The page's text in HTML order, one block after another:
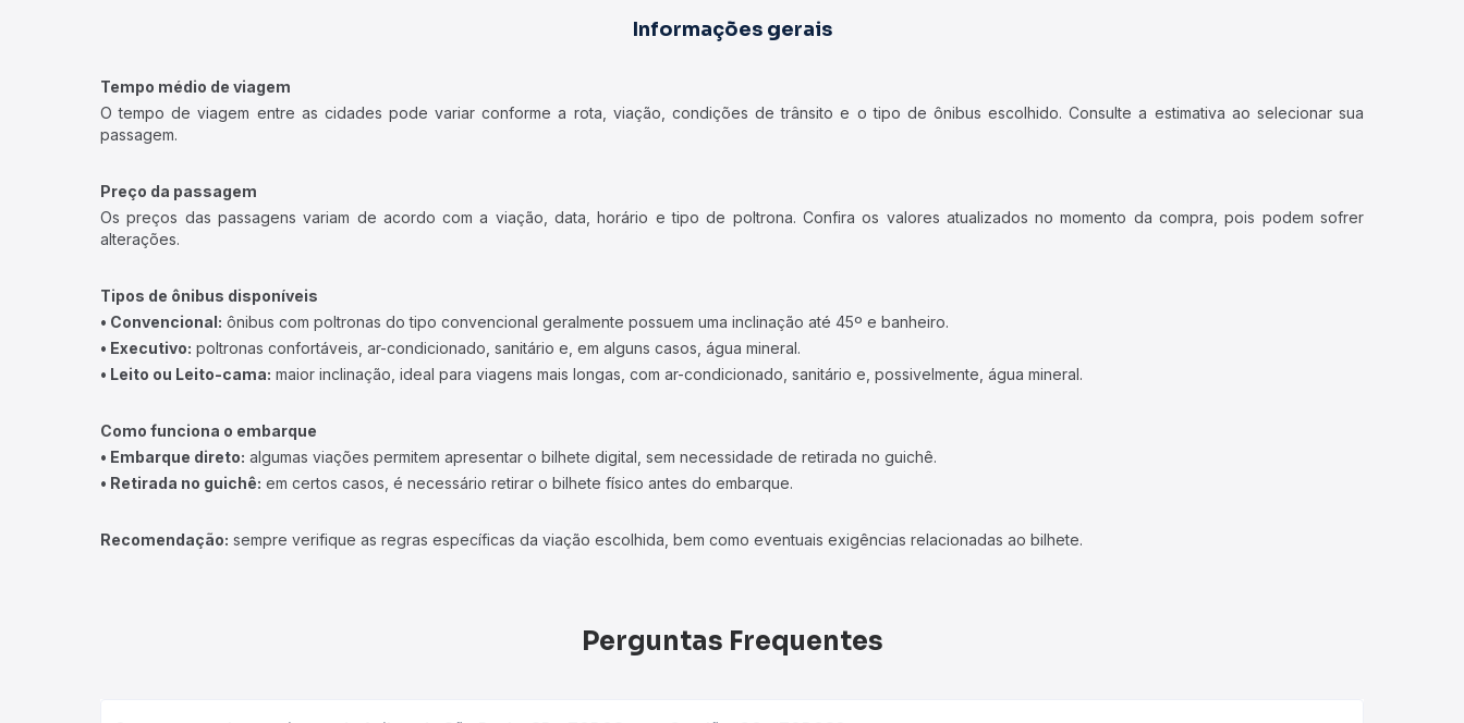
Informações gerais
Tempo médio de viagem
O tempo de viagem entre as cidades pode variar conforme a rota, viação, condições de trânsito e o tipo de ônibus escolhido. Consulte a estimativa ao selecionar sua
passagem.
Preço da passagem
Os preços das passagens variam de acordo com a viação, data, horário e tipo de poltrona. Confira os valores atualizados no momento da compra, pois podem sofrer
alterações.
Tipos de ônibus disponíveis
• Convencional: ônibus com poltronas do tipo convencional geralmente possuem uma inclinação até 45º e banheiro.
• Executivo: poltronas confortáveis, ar-condicionado, sanitário e, em alguns casos, água mineral.
• Leito ou Leito-cama: maior inclinação, ideal para viagens mais longas, com ar-condicionado, sanitário e, possivelmente, água mineral.
Como funciona o embarque
• Embarque direto: algumas viações permitem apresentar o bilhete digital, sem necessidade de retirada no guichê.
• Retirada no guichê: em certos casos, é necessário retirar o bilhete físico antes do embarque.
Recomendação: sempre verifique as regras específicas da viação escolhida, bem como eventuais exigências relacionadas ao bilhete.
Perguntas Frequentes